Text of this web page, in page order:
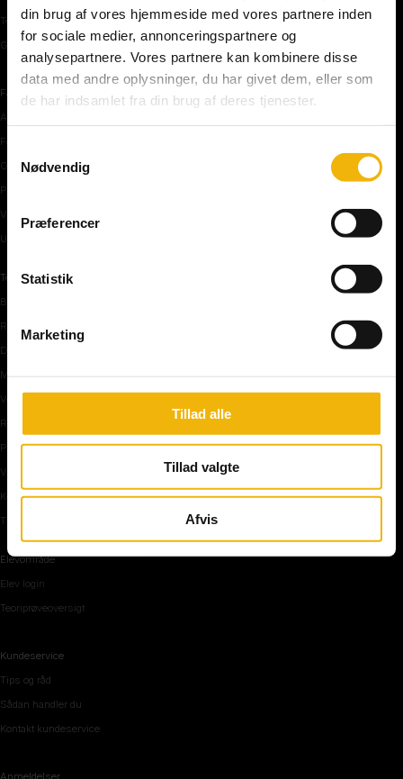
din brug af vores hjemmeside med vores partnere inden
for sociale medier, annonceringspartnere og
analysepartnere. Vores partnere kan kombinere disse
data med andre oplysninger, du har givet dem, eller som
de har indsamlet fra din brug af deres tjenester.
Nødvendig
Præferencer
Statistik
Marketing
Tillad alle
Tillad valgte
Afvis
Teoriprøver – pakker/priser
Generhvervelse af kørekort
Færdselstavler
Advarselstavler
Forbudstavler
Oplysningstavler
Påbudstavler
Vigepligtstavler
Undertavler
Teoriundervisning
Bilens teknik
Risikoforhold
De første manøvre på vej
Manøvre på vej
Vejkryds
Rundkørsel og motorvej
Parkering, mørke og tunnel
Vi mennesker
Køreteknik
Tips og råd inden teoriprøven
Elevområde
Elev login
Teoriprøveoversigt
Kundeservice
Tips og råd
Sådan handler du
Kontakt kundeservice
Anmeldelser